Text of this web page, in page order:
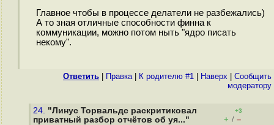
Главное чтобы в процессе делатели не разбежались)
А то зная отличные способности финна к
коммуникации, можно потом ныть "ядро писать
некому".
Ответить Правка| К родителю #1 Наверх
Cообщить
модератору
24. "Линус Торвальдс раскритиковал
приватный разбор отчётов об уя..."
+3
+ / –